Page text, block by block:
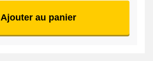
Ajouter au panier